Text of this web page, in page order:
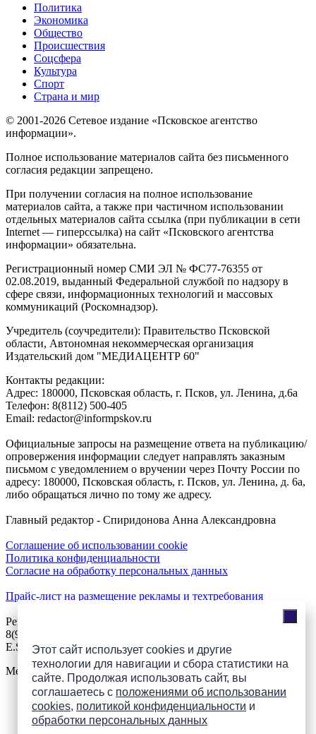
Этот сайт использует cookies и другие
технологии для навигации и сбора статистики на
сайте. Продолжая использовать сайт, вы
соглашаетесь с положениями об использовании
cookies, политикой конфиденциальности и
обработки персональных данных
Политика
Экономика
Общество
Происшествия
Соцсфера
Культура
Спорт
Страна и мир
© 2001-2026 Сетевое издание «Псковское агентство
информации».
Полное использование материалов сайта без письменного
согласия редакции запрещено.
При получении согласия на полное использование
материалов сайта, а также при частичном использовании
отдельных материалов сайта ссылка (при публикации в сети
Internet — гиперссылка) на сайт «Псковского агентства
информации» обязательна.
Регистрационный номер СМИ ЭЛ № ФС77-76355 от
02.08.2019, выданный Федеральной службой по надзору в
сфере связи, информационных технологий и массовых
коммуникаций (Роскомнадзор).
Учредитель (соучредители): Правительство Псковской
области, Автономная некоммерческая организация
Издательский дом "МЕДИАЦЕНТР 60"
Контакты редакции:
Адреc: 180000, Псковская область, г. Псков, ул. Ленина, д.6а
Телефон: 8(8112) 500-405
Email: redactor@informpskov.ru
Официальные запросы на размещение ответа на публикацию/
опровержения информации следует направлять заказным
письмом с уведомлением о вручении через Почту России по
адресу: 180000, Псковская область, г. Псков, ул. Ленина, д. 6а,
либо обращаться лично по тому же адресу.
Главный редактор - Спиридонова Анна Александровна
Соглашение об использовании cookie
Политика конфиденциальности
Согласие на обработку персональных данных
Прайс-лист на размещение рекламы и техтребования
Реклама на сайте
8(921)508-52-62, телефон 8(8112) 500-131
E.Sezeikina@mhpsk.ru
Меню
Слушать радио «7 небо» онлайн